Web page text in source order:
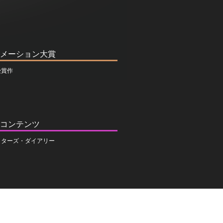
ーション大賞
作
ンテンツ
ーズ・ダイアリー